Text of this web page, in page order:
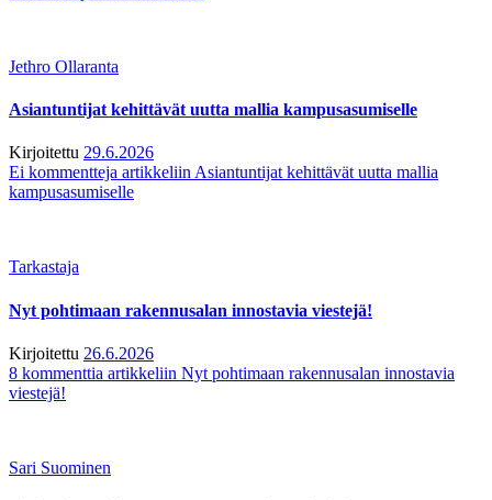
Jethro Ollaranta
Asiantuntijat kehittävät uutta mallia kampusasumiselle
Kirjoitettu 29.6.2026
Ei kommentteja artikkeliin Asiantuntijat kehittävät uutta mallia
kampusasumiselle
Tarkastaja
Nyt pohtimaan rakennusalan innostavia viestejä!
Kirjoitettu 26.6.2026
8 kommenttia artikkeliin Nyt pohtimaan rakennusalan innostavia
viestejä!
Sari Suominen